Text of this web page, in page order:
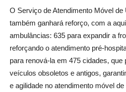
O Serviço de Atendimento Móvel
também ganhará reforço, com a
ambulâncias: 635 para expandir a
reforçando o atendimento pré-
para renová-la em 475 cidades, que
veículos obsoletos e antigos,
e agilidade no atendimento móvel